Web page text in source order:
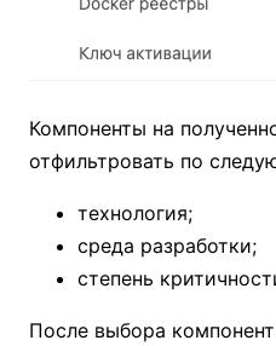
Компоненты на
отфильтровать по
технология;
среда разработки;
степень
После выбора